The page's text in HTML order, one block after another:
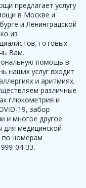
предлагает услугу
в Москве и
и Ленинградской
из
готовых
Вам.
помощь в
наших услуг входит
и аритмиях,
различные
глюкометрия и
19, забор
и многое другое.
для медицинской
по номерам
04-33.